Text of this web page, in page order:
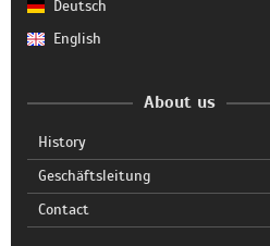
Deutsch
English
About us
History
Geschäftsleitung
Contact